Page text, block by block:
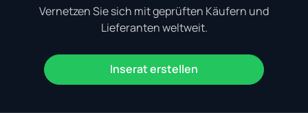
Vernetzen Sie sich mit geprüften Käufern und
Lieferanten weltweit.
Inserat erstellen